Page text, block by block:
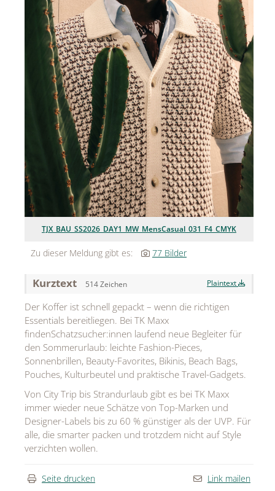
Jean Paul Gaultier
Lindt & Sprüngli
Nägele & Strubell
sh!ne by Dorotheum Juwelier
Sicheldorfer Heilwasser
TK Maxx
True Co.
MEDIA
ÜBER
KONTAKT
TJX_BAU_SS2026_DAY1_MW_MensCasual_031_F4_CMYK
Zu dieser Meldung gibt es: 77 Bilder
Kurztext 514 Zeichen Plaintext
Der Koffer ist schnell gepackt – wenn die richtigen
Essentials bereitliegen. Bei TK Maxx
findenSchatzsucher:innen laufend neue Begleiter für
den Sommerurlaub: leichte Fashion-Pieces,
Sonnenbrillen, Beauty-Favorites, Bikinis, Beach Bags,
Pouches, Kulturbeutel und praktische Travel-Gadgets.
Von City Trip bis Strandurlaub gibt es bei TK Maxx
immer wieder neue Schätze von Top-Marken und
Designer-Labels bis zu 60 % günstiger als der UVP. Für
alle, die smarter packen und trotzdem nicht auf Style
verzichten wollen.
Seite drucken Link mailen